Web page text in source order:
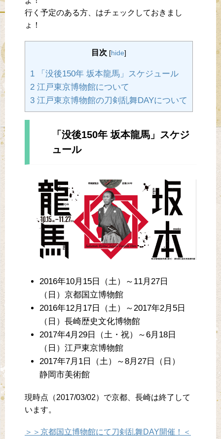
行く予定のある方、はチェックしておきまし
ょ！
目次 [hide]
1 「没後150年 坂本龍馬」スケジュール
2 江戸東京博物館について
3 江戸東京博物館の刀剣乱舞DAYについて
「没後150年 坂本龍馬」スケジ
ュール
2016年10月15日（土）～11月27日
（日）京都国立博物館
2016年12月17日（土）～2017年2月5日
（日）長崎歴史文化博物館
2017年4月29日（土・祝）～6月18日
（日）江戸東京博物館
2017年7月1日（土）～8月27日（日）
静岡市美術館
現時点（2017/03/02）で京都、長崎は終了して
います。
＞＞京都国立博物館にて刀剣乱舞DAY開催！＜